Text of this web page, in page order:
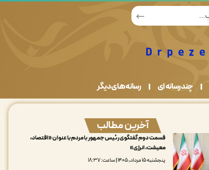
چندرسانه ای رسانه های دیگر
آخرین مطالب
قسمت دوم گفتگوی رئیس جمهور با مردم با عنوان «اقتصاد،
معیشت، انرژی»
پنجشنبه ۱۵ مرداد, ۱۴۰۵ | ساعت: ۱۸:۳۷